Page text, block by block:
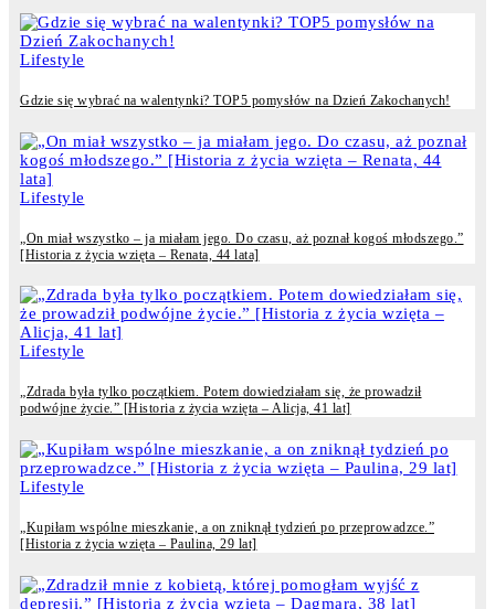
Lifestyle
Gdzie się wybrać na walentynki? TOP5 pomysłów na Dzień Zakochanych!
Lifestyle
„On miał wszystko – ja miałam jego. Do czasu, aż poznał kogoś młodszego.”
[Historia z życia wzięta – Renata, 44 lata]
Lifestyle
„Zdrada była tylko początkiem. Potem dowiedziałam się, że prowadził
podwójne życie.” [Historia z życia wzięta – Alicja, 41 lat]
Lifestyle
„Kupiłam wspólne mieszkanie, a on zniknął tydzień po przeprowadzce.”
[Historia z życia wzięta – Paulina, 29 lat]